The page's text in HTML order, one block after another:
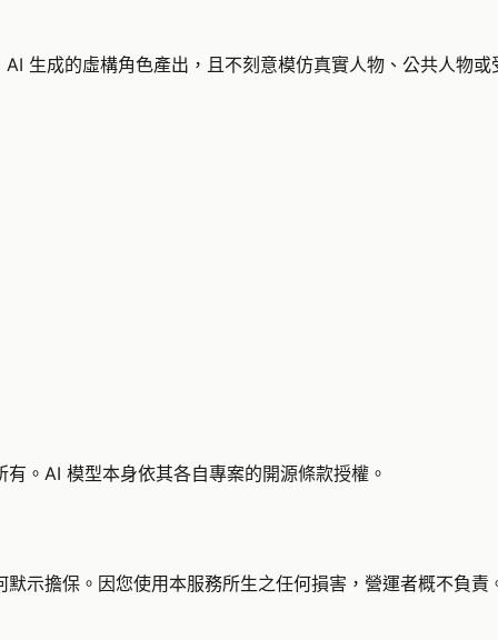
生成的虛構角色產出，且不刻意模仿真實人物、公共人物
。AI 模型本身依其各自專案的開源條款授權。
示擔保。因您使用本服務所生之任何損害，營運者概不負責